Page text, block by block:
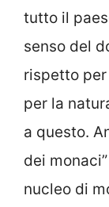
tutto il
senso del
rispetto per
per la
a questo.
dei
nucleo di